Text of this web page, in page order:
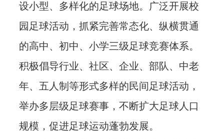
设小型、多样化的足球场地。广泛开展校
园足球活动，抓紧完善常态化、纵横贯通
的高中、初中、小学三级足球竞赛体系。
积极倡导行业、社区、企业、部队、中老
年、五人制等形式多样的民间足球活动，
举办多层级足球赛事，不断扩大足球人口
规模，促进足球运动蓬勃发展。